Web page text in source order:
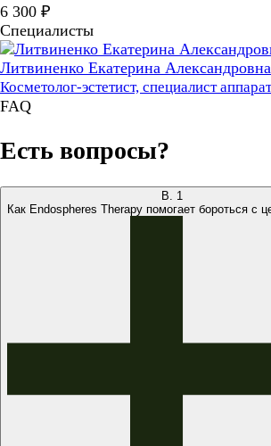
6 300 ₽
Специалисты
Литвиненко Екатерина Александровна
Косметолог-эстетист, специалист
FAQ
Есть вопросы?
В. 1
Как Endospheres Therapy помогает бороться с